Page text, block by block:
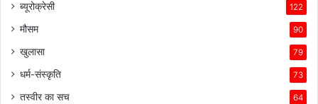
ब्यूरोक्रेसी 122
मौसम 90
खुलासा 79
धर्म-संस्कृति 73
तस्वीर का सच 64